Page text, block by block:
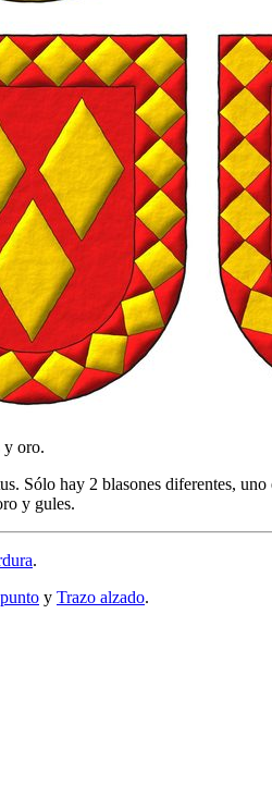
y oro.
Sólo hay 2 blasones diferentes,
y gules.
.
y Trazo alzado.